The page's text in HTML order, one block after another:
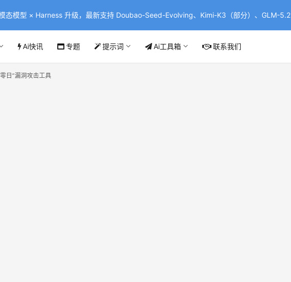
态模型 × Harness 升级，最新支持 Doubao-Seed-Evolving、Kimi-K3（部分）、GLM-5.2
Ai快讯 专题 提示词 Ai工具箱 联系我们
日”漏洞攻击工具